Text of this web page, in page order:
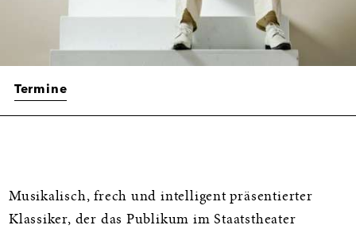
Termine
Informationen
Musikalisch, frech und intelligent präsentierter
Klassiker, der das Publikum im Staatstheater